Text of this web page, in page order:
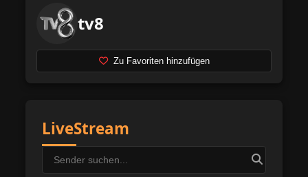
tv8
Zu Favoriten hinzufügen
LiveStream